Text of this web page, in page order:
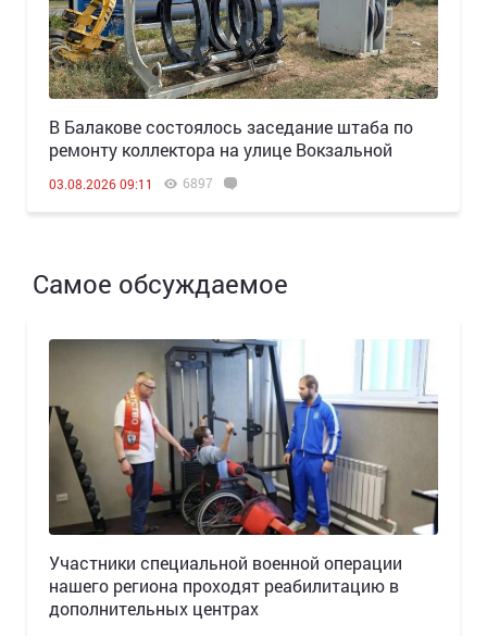
В Балакове состоялось заседание штаба по
ремонту коллектора на улице Вокзальной
03.08.2026 09:11 6897
Самое обсуждаемое
Участники специальной военной операции
нашего региона проходят реабилитацию в
дополнительных центрах